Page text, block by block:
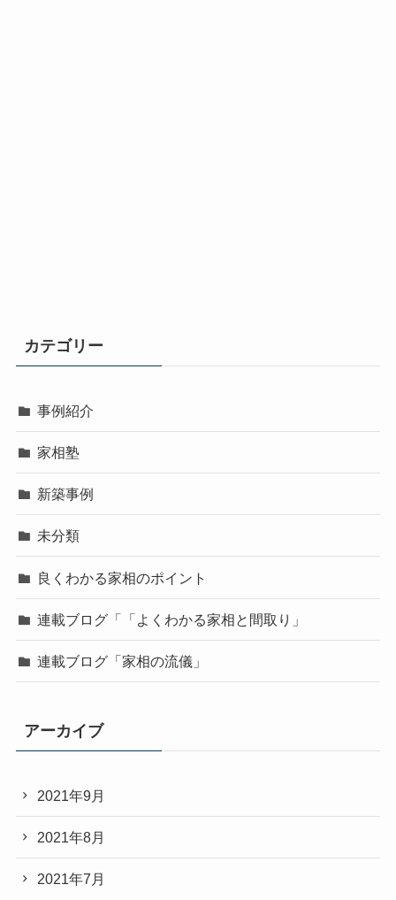
カテゴリー
事例紹介
家相塾
新築事例
未分類
良くわかる家相のポイント
連載ブログ「「よくわかる家相と間取り」
連載ブログ「家相の流儀」
アーカイブ
2021年9月
2021年8月
2021年7月